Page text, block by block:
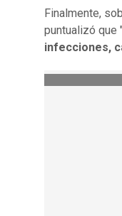
Finalmente,
puntualizó que
infecciones,